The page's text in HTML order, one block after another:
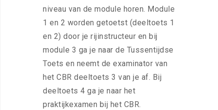
niveau van de module horen. Module
1 en 2 worden getoetst (deeltoets 1
en 2) door je rijinstructeur en bij
module 3 ga je naar de Tussentijdse
Toets en neemt de examinator van
het CBR deeltoets 3 van je af. Bij
deeltoets 4 ga je naar het
praktijkexamen bij het CBR.